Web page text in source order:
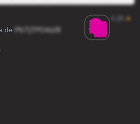
de
PfcTjTPO4dJ8
★